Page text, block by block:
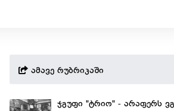
ამავე რუბრიკაში
ჯგუფი "ტრიო" - არაფერს ვგეგმავ